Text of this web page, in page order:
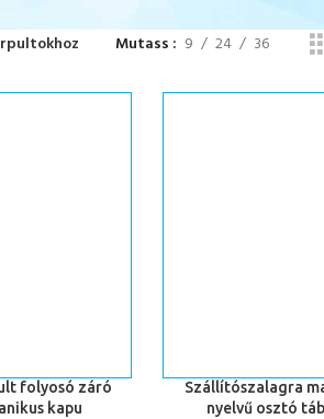
Mutass 9 24 36
folyosó záró
kapu
KOSÁRBA TESZEM
Szállítószalagra
nyelvű osztó